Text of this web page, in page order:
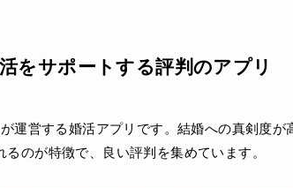
をサポートする評判のアプリ
運営する婚活アプリです。結婚への真剣度が
のが特徴で、良い評判を集めています。